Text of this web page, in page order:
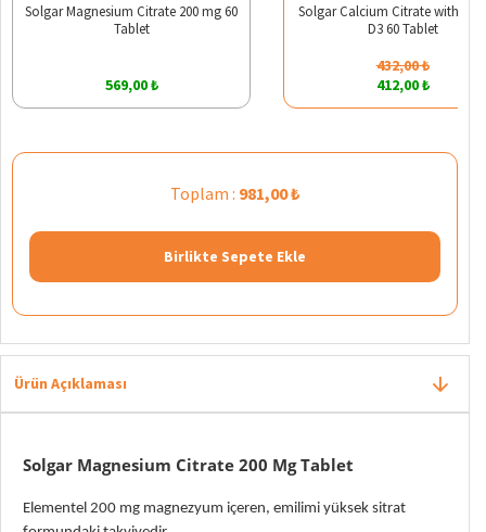
Solgar Magnesium Citrate 200 mg 60
Tablet
569,00 ₺
Solgar Calcium Citrate with
D3 60 Tablet
432,00 ₺
412,00 ₺
Toplam : 981,00 ₺
Birlikte Sepete Ekle
Ürün Açıklaması
Solgar Magnesium Citrate 200 Mg Tablet
Elementel 200 mg magnezyum içeren, emilimi yüksek sitrat